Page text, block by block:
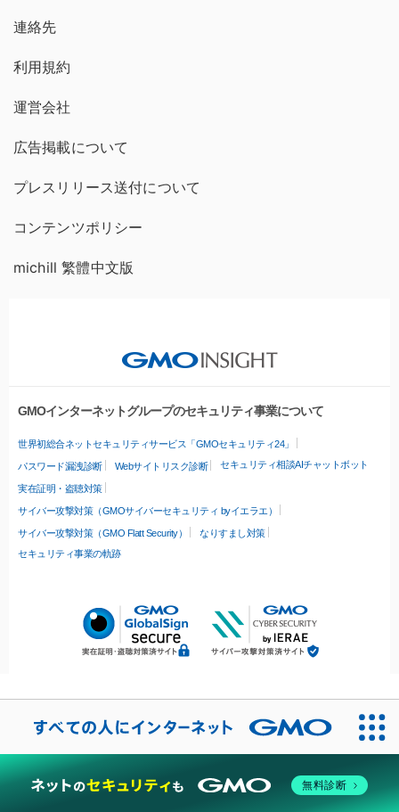
連絡先
利用規約
運営会社
広告掲載について
プレスリリース送付について
コンテンツポリシー
michill 繁體中文版
GMOインターネットグループのセキュリティ事業について
世界初総合ネットセキュリティサービス「GMOセキュリティ24」
パスワード漏洩診断 Webサイトリスク診断 セキュリティ相談AIチャットボット
実在証明・盗聴対策
サイバー攻撃対策（GMOサイバーセキュリティ byイエラエ）
サイバー攻撃対策（GMO Flatt Security）
なりすまし対策
セキュリティ事業の軌跡
無料診断